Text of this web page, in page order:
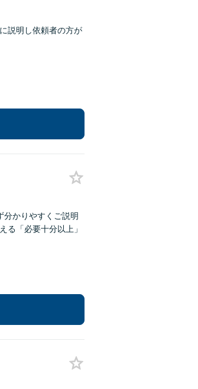
説明し依頼者の方が
分かりやすくご説明
る「必要十分以上」